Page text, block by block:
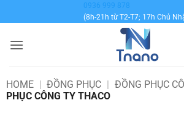
qua
dung
0936 999 878
(8h-21h từ T2-T7; 17h Chủ
HOME | ĐỒNG PHỤC | ĐỒNG PHỤC
PHỤC CÔNG TY THACO